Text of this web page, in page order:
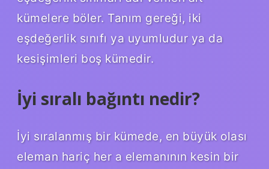
kümelere böler. Tanım gereği, iki
eşdeğerlik sınıfı ya uyumludur ya da
kesişimleri boş kümedir.
İyi sıralı bağıntı nedir?
İyi sıralanmış bir kümede, en büyük olası
eleman hariç her a elemanının kesin bir